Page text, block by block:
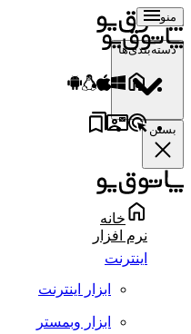
منو
دسته‌بندی‌ها
بستن
خانه
نرم افزار
اینترنت
ابزار اینترنت
ابزار وبمستر